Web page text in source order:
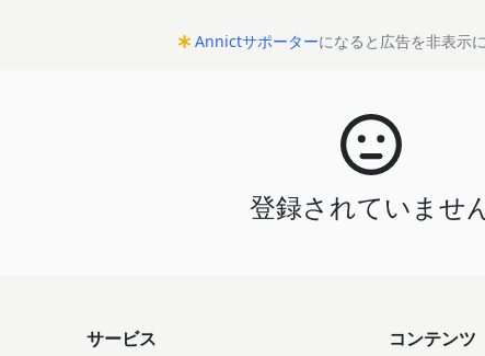
Annictサポーターになると広告を非表示
登録されていませ
サービス コンテンツ